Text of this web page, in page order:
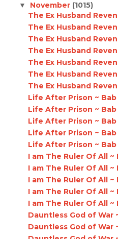
▼ November (1015)
The Ex Husband
The Ex Husband
The Ex Husband
The Ex Husband
The Ex Husband
The Ex Husband
The Ex Husband
Life After Prison ~ Bab
Life After Prison ~ Bab
Life After Prison ~ Bab
Life After Prison ~ Bab
Life After Prison ~ Bab
I am The Ruler Of All ~
I am The Ruler Of All ~
I am The Ruler Of All ~
I am The Ruler Of All ~
I am The Ruler Of All ~
Dauntless God of War
Dauntless God of War